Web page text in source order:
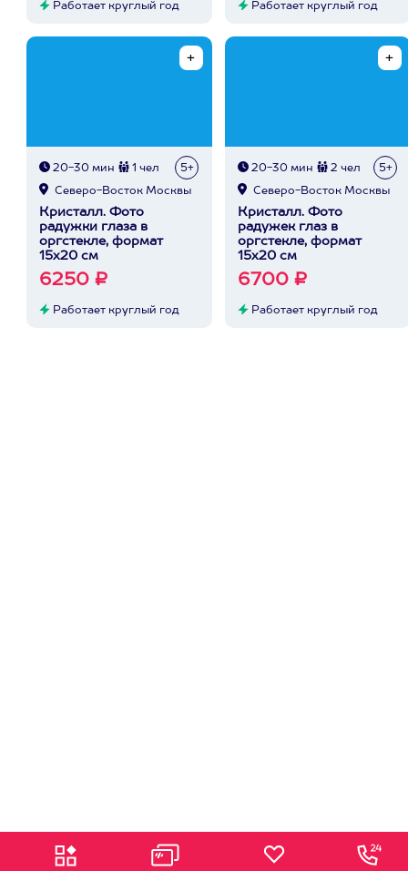
Работает круглый год Работает круглый год
20-30 мин 1 чел 5+
Северо-Восток Москвы
Кристалл. Фото
радужки глаза в
оргстекле, формат
15х20 см
6250 ₽
Работает круглый год
20-30 мин 2 чел 5+
Северо-Восток Москвы
Кристалл. Фото
радужек глаз в
оргстекле, формат
15х20 см
6700 ₽
Работает круглый год